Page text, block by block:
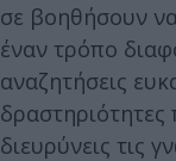
σε βοηθήσουν
έναν τρόπο
αναζητήσεις
διευρύνεις τις